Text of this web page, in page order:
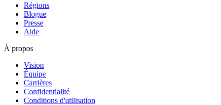
Régions
Blogue
Presse
Aide
À propos
Vision
Équipe
Carrières
Confidentialité
Conditions d'utilisation